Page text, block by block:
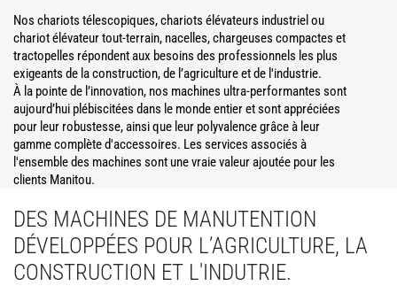
Nos chariots télescopiques, chariots élévateurs industriel ou
chariot élévateur tout-terrain, nacelles, chargeuses compactes et
tractopelles répondent aux besoins des professionnels les plus
exigeants de la construction, de l’agriculture et de l'industrie.
À la pointe de l’innovation, nos machines ultra-performantes sont
aujourd’hui plébiscitées dans le monde entier et sont appréciées
pour leur robustesse, ainsi que leur polyvalence grâce à leur
gamme complète d'accessoires. Les services associés à
l'ensemble des machines sont une vraie valeur ajoutée pour les
clients Manitou.
DES MACHINES DE MANUTENTION
DÉVELOPPÉES POUR L’AGRICULTURE, LA
CONSTRUCTION ET L'INDUTRIE.